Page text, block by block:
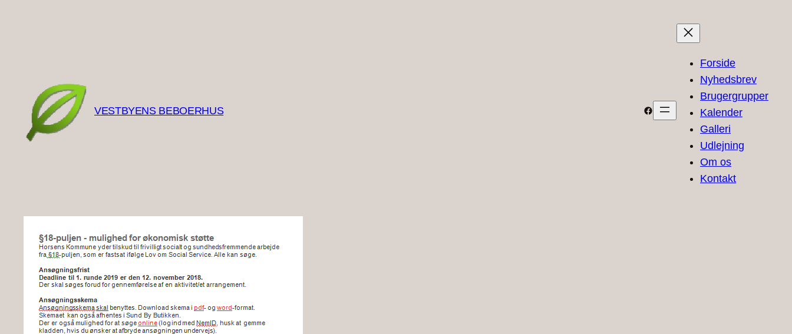
VESTBYENS BEBOERHUS Facebook
Forside
Nyhedsbrev
Brugergrupper
Kalender
Galleri
Udlejning
Om os
Kontakt